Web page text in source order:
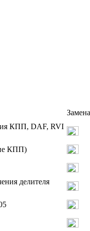
Замена
КПП, DAF, RVI
КПП)
делителя